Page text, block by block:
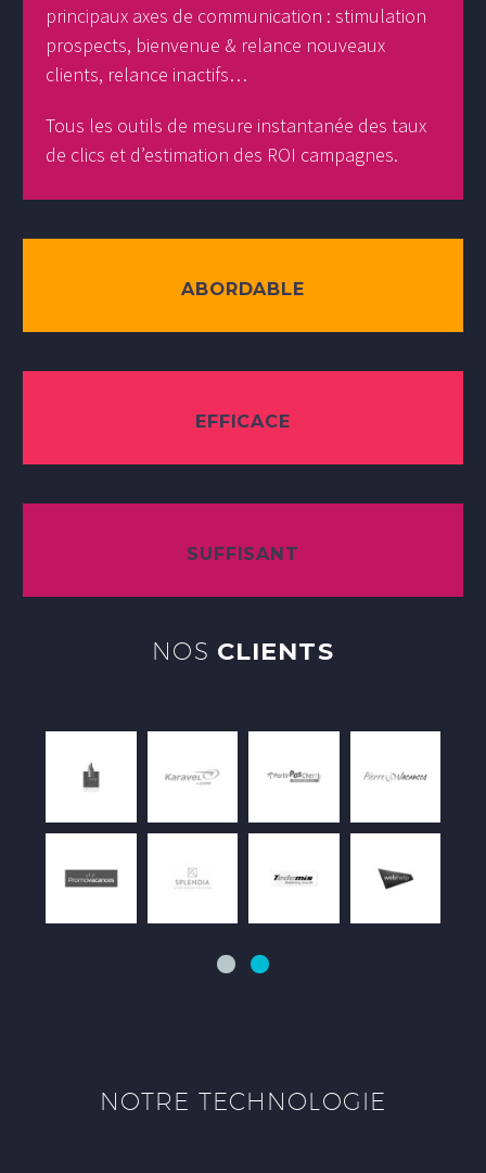
principaux axes de communication : stimulation
prospects, bienvenue & relance nouveaux
clients, relance inactifs…
Tous les outils de mesure instantanée des taux
de clics et d’estimation des ROI campagnes.
ABORDABLE
EFFICACE
SUFFISANT
NOS CLIENTS
NOTRE TECHNOLOGIE